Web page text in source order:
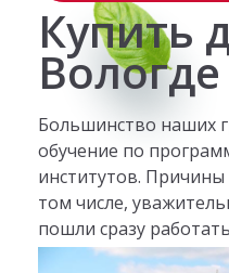
Купить
Вологде
Большинство наших
обучение по
институтов.
том числе,
пошли сразу